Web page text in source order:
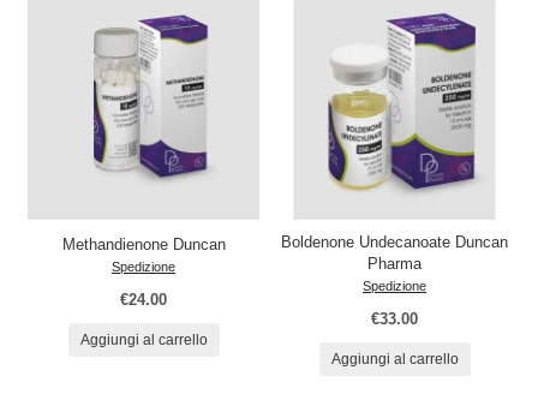
Methandienone Duncan
Spedizione
€24.00
Aggiungi al carrello
Boldenone Undecanoate Duncan
Pharma
Spedizione
€33.00
Aggiungi al carrello